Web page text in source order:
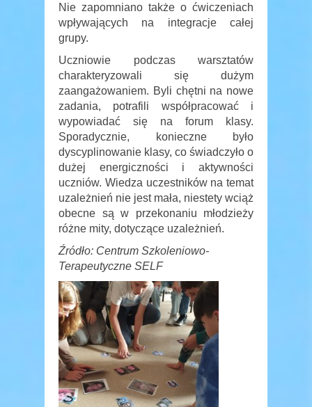
Nie zapomniano także o ćwiczeniach
wpływających na integracje całej
grupy.
Uczniowie podczas warsztatów
charakteryzowali się dużym
zaangażowaniem. Byli chętni na nowe
zadania, potrafili współpracować i
wypowiadać się na forum klasy.
Sporadycznie, konieczne było
dyscyplinowanie klasy, co świadczyło o
dużej energiczności i aktywności
uczniów. Wiedza uczestników na temat
uzależnień nie jest mała, niestety wciąż
obecne są w przekonaniu młodzieży
różne mity, dotyczące uzależnień.
Źródło: Centrum Szkoleniowo-
Terapeutyczne SELF